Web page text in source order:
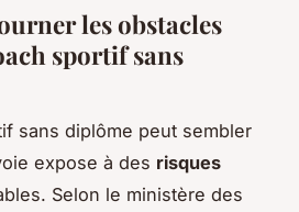
les obstacles
sportif sans
sans diplôme peut sembler
expose à des risques
Selon le ministère des